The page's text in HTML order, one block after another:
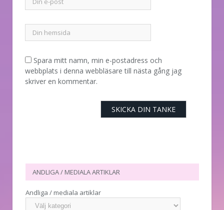
Spara mitt namn, min e-postadress och
webbplats i denna webbläsare till nästa gång jag
skriver en kommentar.
ANDLIGA / MEDIALA ARTIKLAR
Andliga / mediala artiklar